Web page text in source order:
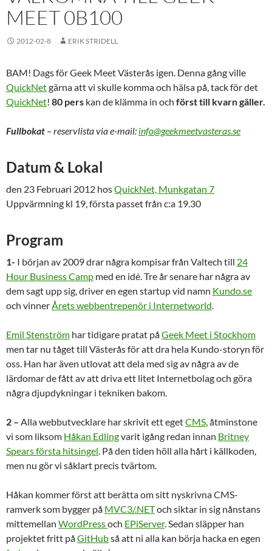
MEET 0B100
2012-02-8 ERIK STRIDELL
BAM! Dags för Geek Meet Västerås igen. Denna gång ville
QuickNetgärna att vi skulle komma och hälsa på, tack för det
QuickNet! 80 pers kan de klämma in och först till kvarn gäller.
Fullbokat – reservlista via e-mail: info@geekmeetvasteras.se
Datum & Lokal
den 23 Februari 2012 hosQuickNet, Munkgatan 7
Uppvärmning kl 19, första passet från c:a 19.30
Program
1- I början av 2009 drar några kompisar från Valtech till 24
Hour Business Camp med en idé. Tre år senare har några av
dem sagt upp sig, driver en egen startup vid namn Kundo.se
och vinnerÅrets webbentrepenör i Internetworld.
Emil Stenström har tidigare pratat påGeek Meet i Stockhom
men tar nu tåget till Västerås för att dra hela Kundo-storyn för
oss. Han har även utlovat att dela med sig av några av de
lärdomar de fått av att driva ett litet Internetbolag och göra
några djupdykningar i tekniken bakom.
2 – Alla webbutvecklare har skrivit ett egetCMS, åtminstone
vi som liksom Håkan Edlingvarit igång redan innan Britney
Spears första hitsingel. På den tiden höll alla hårt i källkoden,
men nu gör vi såklart precis tvärtom.
Håkan kommer först att berätta om sitt nyskrivna CMS-
ramverk som bygger på MVC3/.NEToch siktar in sig nånstans
mittemellan WordPressoch EPiServer. Sedan släpper han
projektet fritt påGitHubså att ni alla kan börja hacka en egen